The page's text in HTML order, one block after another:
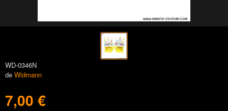
WD-0346N
de Widmann
7,00 €